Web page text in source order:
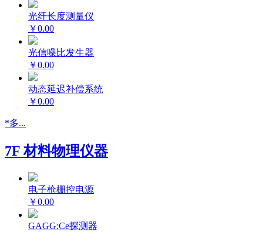
光纤长度测量仪
￥0.00
光信噪比发生器
￥0.00
动态延迟补偿系统
￥0.00
*多...
7F 材料物理仪器
电子枪栅控电源
￥0.00
GAGG:Ce探测器